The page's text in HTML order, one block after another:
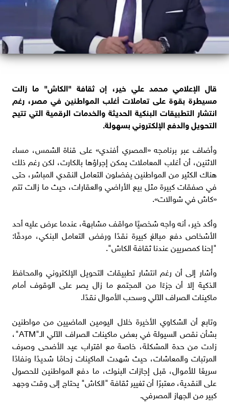
قال الإعلامي محمد علي خير، إن ثقافة "الكاش" ما زالت
مسيطرة بقوة على تعاملات أغلب المواطنين في مصر، رغم
انتشار التطبيقات البنكية الحديثة والخدمات الرقمية التي تتيح
التحويل والدفع الإلكتروني بسهولة.
وأضاف عبر برنامجه «المصري أفندي» على قناة الشمس، مساء
الاثنين، أن أغلب المعاملات يمكن إجراؤها بالكارت، لكن رغم ذلك
هناك الكثير من المواطنين يفضلون التعامل النقدي المباشر، حتى
في صفقات كبيرة مثل بيع الأراضي والعقارات، حيث ما زالت تتم
«كاش في شوالات».
وأكد خير، أنه واجه شخصيًا مواقف مشابهة، عندما عرض عليه أحد
الأشخاص دفع مبالغ كبيرة نقدًا ورفض التعامل البنكي، مردفًا:
"إحنا كمصريين عندنا ثقافة الكاش".
وأشار إلى أن رغم انتشار تطبيقات التحويل الإلكتروني والمحافظ
الذكية إلا أن جزءًا من المجتمع ما زال يصر على الوقوف أمام
ماكينات الصراف الآلي وسحب الأموال نقدًا.
وتابع أن الشكاوي الأخيرة خلال اليومين الماضيين من مواطنين
بشأن نقص السيولة في بعض ماكينات الصراف الآلي الـ"ATM"،
زادت من حدة المشكلة، خاصة مع اقتراب عيد الأضحى وصرف
المرتبات والمعاشات، حيث شهدت الماكينات زحامًا شديدًا ونفادًا
سريعًا للأموال، قبل إجازات البنوك، ما دفع المواطنين للحصول
على النقدية، معتبرًا أن تغيير ثقافة "الكاش" يحتاج إلى وقت وجهد
كبير من الجهاز المصرفي.